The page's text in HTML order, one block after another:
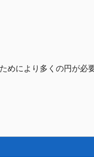
めにより多くの円が必